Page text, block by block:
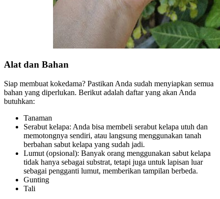
Alat dan Bahan
Siap membuat kokedama? Pastikan Anda sudah menyiapkan semua
bahan yang diperlukan. Berikut adalah daftar yang akan Anda
butuhkan:
Tanaman
Serabut kelapa: Anda bisa membeli serabut kelapa utuh dan
memotongnya sendiri, atau langsung menggunakan tanah
berbahan sabut kelapa yang sudah jadi.
Lumut (opsional): Banyak orang menggunakan sabut kelapa
tidak hanya sebagai substrat, tetapi juga untuk lapisan luar
sebagai pengganti lumut, memberikan tampilan berbeda.
Gunting
Tali